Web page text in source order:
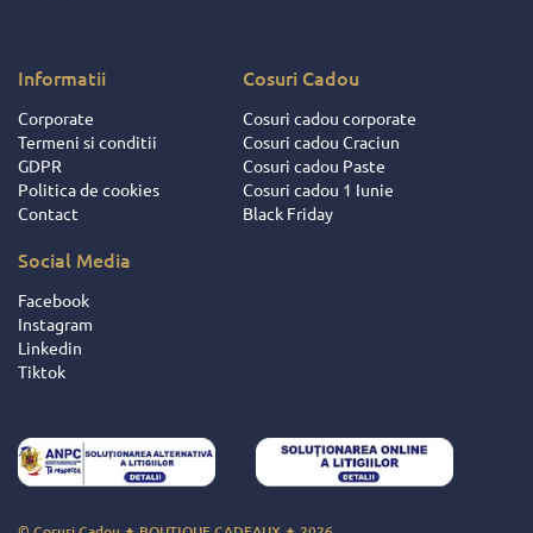
dat dovada
acestei
facute
sa ne
mult mai
fapte,
daruire si
frumoase
decat nota
Informatii
Corporate
Termeni si conditii
GDPR
Politica de cookies
Contact
Cosuri Cadou
Cosuri cadou corporate
Cosuri cadou Craciun
Cosuri cadou Paste
Cosuri cadou 1 Iunie
Black Friday
Social Media
Facebook
Instagram
Linkedin
Tiktok